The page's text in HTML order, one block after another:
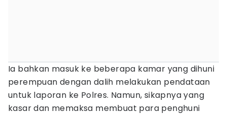
Ia bahkan masuk ke beberapa kamar yang dihuni
perempuan dengan dalih melakukan pendataan
untuk laporan ke Polres. Namun, sikapnya yang
kasar dan memaksa membuat para penghuni